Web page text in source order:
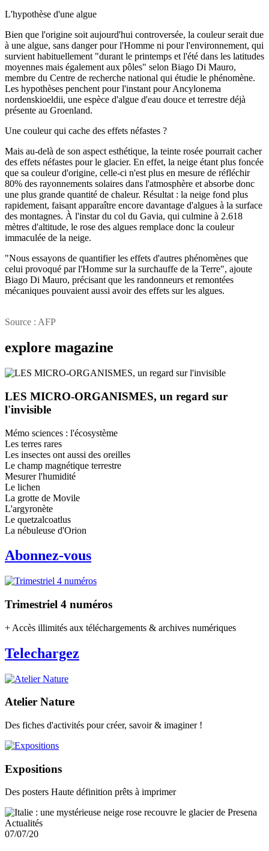
L'hypothèse d'une algue
Bien que l'origine soit aujourd'hui controversée, la couleur serait due
à une algue, sans danger pour l'Homme ni pour l'environnement, qui
survient habituellement "durant le printemps et l'été dans les latitudes
moyennes mais également aux pôles" selon Biago Di Mauro,
membre du Centre de recherche national qui étudie le phénomène.
Les hypothèses penchent pour l'instant pour Ancylonema
nordenskioeldii, une espèce d'algue d'eau douce et terrestre déjà
présente au Groenland.
Une couleur qui cache des effets néfastes ?
Mais au-delà de son aspect esthétique, la teinte rosée pourrait cacher
des effets néfastes pour le glacier. En effet, la neige étant plus foncée
que sa couleur d'origine, celle-ci n'est plus en mesure de réfléchir
80% des rayonnements solaires dans l'atmosphère et absorbe donc
une plus grande quantité de chaleur. Résultat : la neige fond plus
rapidement, faisant apparaître encore davantage d'algues à la surface
des montagnes. À l'instar du col du Gavia, qui culmine à 2.618
mètres d'altitude, le rose des algues remplace donc la couleur
immaculée de la neige.
"Nous essayons de quantifier les effets d'autres phénomènes que
celui provoqué par l'Homme sur la surchauffe de la Terre", ajoute
Biago Di Mauro, précisant que les randonneurs et remontées
mécaniques pouvaient aussi avoir des effets sur les algues.
Source : AFP
explore magazine
LES MICRO-ORGANISMES, un regard sur
l'invisible
Mémo sciences : l'écosystème
Les terres rares
Les insectes ont aussi des oreilles
Le champ magnétique terrestre
Mesurer l'humidité
Le lichen
La grotte de Movile
L'argyronète
Le quetzalcoatlus
La nébuleuse d'Orion
Abonnez-vous
Trimestriel 4 numéros
+ Accès illimités aux téléchargements & archives numériques
Telechargez
Atelier Nature
Des fiches d'activités pour créer, savoir & imaginer !
Expositions
Des posters Haute définition prêts à imprimer
Actualités
07/07/20